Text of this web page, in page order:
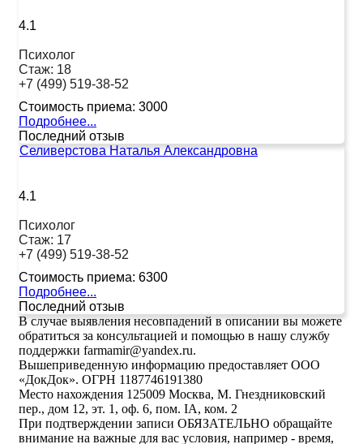
4.1
Психолог
Стаж: 18
+7 (499) 519-38-52
Стоимость приема: 3000
Подробнее...
Последний отзыв
Селиверстова Наталья Александровна
4.1
Психолог
Стаж: 17
+7 (499) 519-38-52
Стоимость приема: 6300
Подробнее...
Последний отзыв
В случае выявления несовпадений в описании вы можете
обратиться за консультацией и помощью в нашу службу
поддержки farmamir@yandex.ru.
Вышеприведенную информацию предоставляет ООО
«ДокДок». ОГРН 1187746191380
Место нахождения 125009 Москва, М. Гнездниковский
пер., дом 12, эт. 1, оф. 6, пом. IA, ком. 2
При подтверждении записи ОБЯЗАТЕЛЬНО обращайте
внимание на важные для вас условия, например - время,